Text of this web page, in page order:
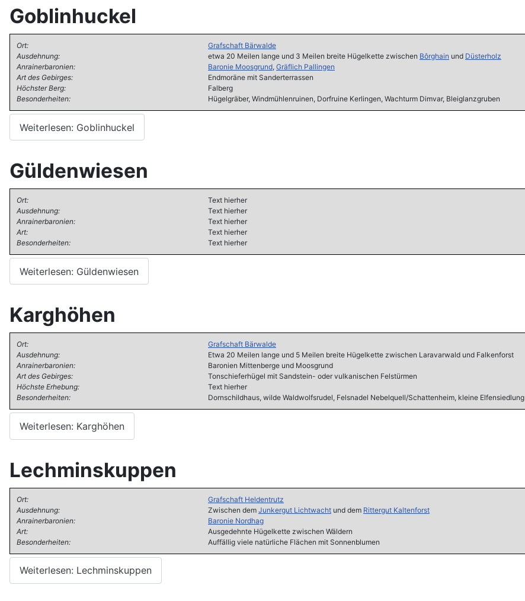
Goblinhuckel
Ort:
Grafschaft Bärwalde
Ausdehnung:
etwa 20 Meilen lange und 3 Meilen breite Hügelkette zwischen Bôrghain und Düsterholz
Anrainerbaronien:
Baronie Moosgrund, Gräflich Pallingen
Art des Gebirges:
Endmoräne mit Sanderterrassen
Höchster Berg:
Falberg
Besonderheiten:
Hügelgräber, Windmühlenruinen, Dorfruine Kerlingen, Wachturm Dimvar, Bleiglanzgruben
Weiterlesen: Goblinhuckel
Güldenwiesen
Ort:
Text hierher
Ausdehnung:
Text hierher
Anrainerbaronien:
Text hierher
Art:
Text hierher
Besonderheiten:
Text hierher
Weiterlesen: Güldenwiesen
Karghöhen
Ort:
Grafschaft Bärwalde
Ausdehnung:
Etwa 20 Meilen lange und 5 Meilen breite Hügelkette zwischen Laravarwald und Falkenforst
Anrainerbaronien:
Baronien Mittenberge und Moosgrund
Art des Gebirges:
Tonschieferhügel mit Sandstein- oder vulkanischen Felstürmen
Höchste Erhebung:
Text hierher
Besonderheiten:
Dornschildhaus, wilde Waldwolfsrudel, Felsnadel Nebelquell/Schattenheim, kleine Elfensiedlung
Weiterlesen: Karghöhen
Lechminskuppen
Ort:
Grafschaft Heldentrutz
Ausdehnung:
Zwischen dem Junkergut Lichtwacht und dem Rittergut Kaltenforst
Anrainerbaronien:
Baronie Nordhag
Art:
Ausgedehnte Hügelkette zwischen Wäldern
Besonderheiten:
Auffällig viele natürliche Flächen mit Sonnenblumen
Weiterlesen: Lechminskuppen